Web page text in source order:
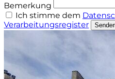
Bemerkung
Ich stimme dem
Verarbeitungsregister